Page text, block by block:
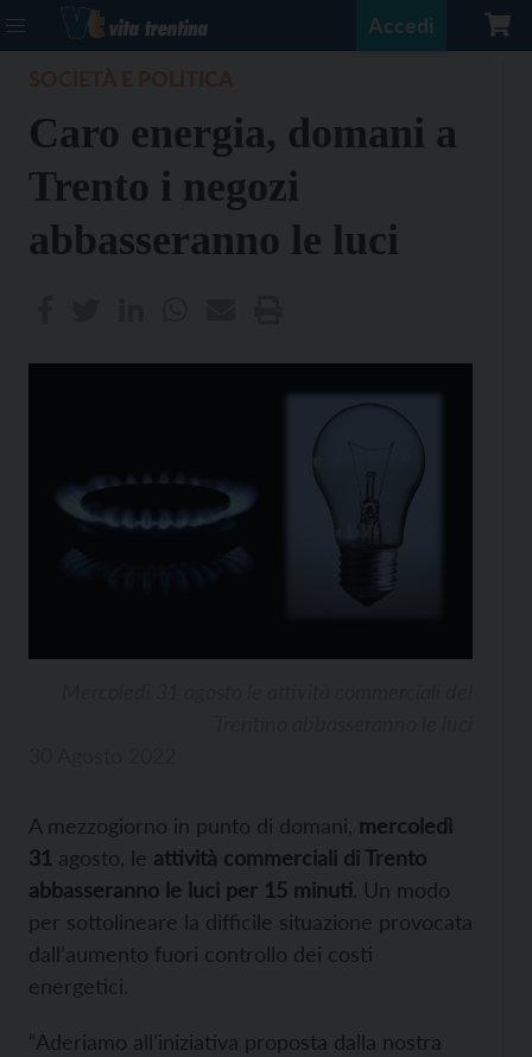
Accedi
Caro energia, domani a
Trento i negozi
abbasseranno le luci
A mezzogiorno in punto di domani, mercoledì
31 agosto, le attività commerciali di Trento
abbasseranno le luci per 15 minuti. Un modo
per sottolineare la difficile situazione provocata
dall’aumento fuori controllo dei costi
energetici.
“Aderiamo all’iniziativa proposta dalla nostra